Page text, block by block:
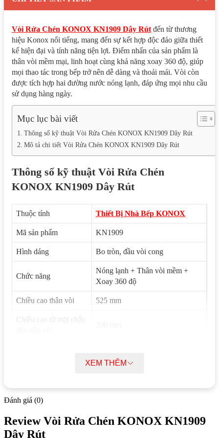
Vòi Rửa Chén KONOX KN1909 Dây Rút đến từ thương
hiệu Konox nổi tiếng, mang đến sự kết hợp độc đáo giữa thiết
kế hiện đại và tính năng tiện lợi. Điểm nhấn của sản phẩm là
thân vòi mềm mại, linh hoạt cùng khả năng xoay 360 độ, giúp
mọi thao tác trong bếp trở nên dễ dàng và thoải mái. Vòi còn
được tích hợp hai đường nước nóng lạnh, đáp ứng mọi nhu cầu
sử dụng hàng ngày.
Mục lục bài viết
Thông số kỹ thuật Vòi Rửa Chén KONOX KN1909 Dây Rút
Mô tả chi tiết Vòi Rửa Chén KONOX KN1909 Dây Rút
Thông số kỹ thuật Vòi Rửa Chén
KONOX KN1909 Dây Rút
Thuộc tính Thiết Bị Nhà Bếp KONOX
Mã sản phẩm KN1909
Hình dáng Bo tròn, đầu vòi cong
Chức năng
Nóng lạnh + Thân vòi mềm +
Xoay 360 độ
Chiều cao thân vòi 525 mm
Chiều cao từ mặt chậu
Châu Âu CW617N
Lõi trộn nóng lạnh
Dây cấp NEOPERL Thụy Sỹ
Bảo hành
XEM THÊM
Đánh giá (0)
Review Vòi Rửa Chén KONOX KN1909
Dây Rút